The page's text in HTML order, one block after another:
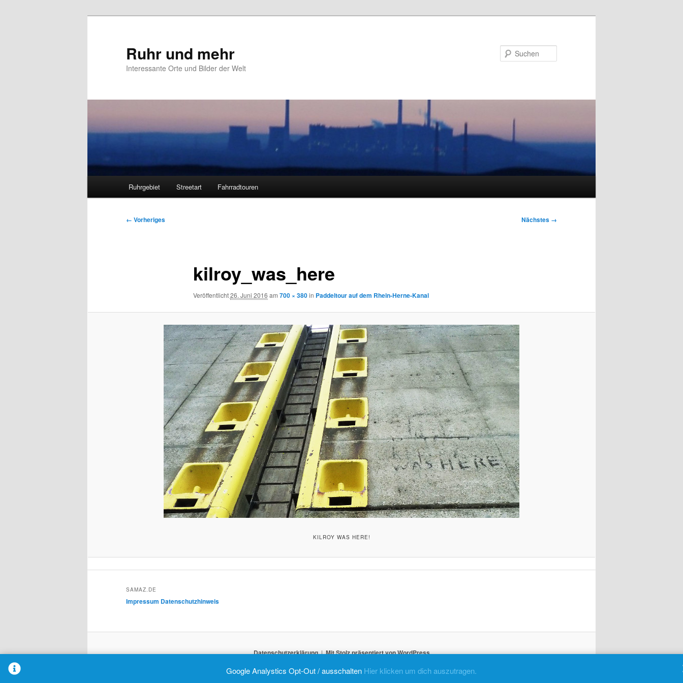
Ruhr und mehr
Interessante Orte und Bilder der Welt
Ruhrgebiet Streetart Fahrradtouren
Bilder-
← Vorheriges Nächstes →
kilroy_was_here
Veröffentlicht26. Juni 2016 am 700 × 380in Paddeltour auf dem Rhein-Herne-Kanal
KILROY WAS HERE!
SAMAZ.DE
Impressum Datenschutzhinweis
Datenschutzerklärung Mit Stolz präsentiert von WordPress
Google Analystics Opt-Out / ausschalten Hier klicken um dich auszutragen.